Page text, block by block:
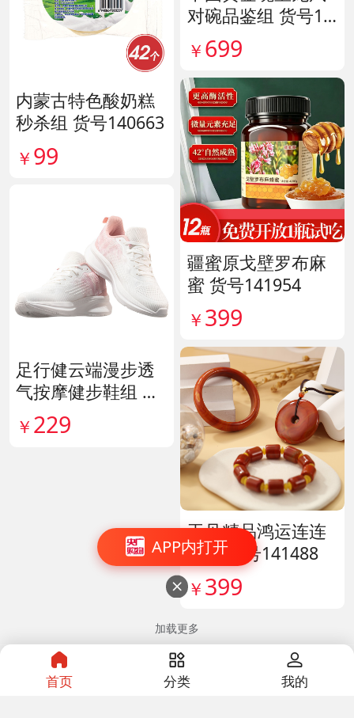
APP内打开

内蒙古特色酸奶糕
秒杀组 货号140663
￥ 99
足行健云端漫步透
气按摩健步鞋组 货
号140444
￥ 229
对碗品鉴组 货号14
0563
￥ 699
疆蜜原戈壁罗布麻
蜜 货号141954
￥ 399
玉见精品鸿运连连
套组 货号141488
￥ 399
加载更多
首页 分类 我的